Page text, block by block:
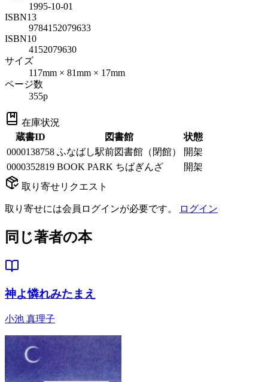
1995-10-01
ISBN13
9784152079633
ISBN10
4152079630
サイズ
117mm × 81mm × 17mm
ページ数
355p
在庫状況
蔵書ID
図書館
状態
0000138758 ふなばし駅前図書館（閉館）
開架
0000352819 BOOK PARK ちばぎんざ
開架
取り寄せリクエスト
取り寄せには会員ログインが必要です。 ログイン
同じ著者の本
神よ憐れみたまえ
小池 真理子